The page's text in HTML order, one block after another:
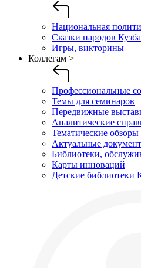
Национальная
Сказки народов
Игры, викторины
Коллегам >
Профессиональные
Темы для семинаров
Передвижные
Аналитические
Тематические обзоры
Актуальные
Библиотеки,
Карты инноваций
Детские библиотеки